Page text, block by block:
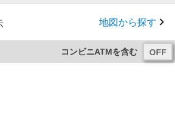
地図から探す
コンビニATMを含む